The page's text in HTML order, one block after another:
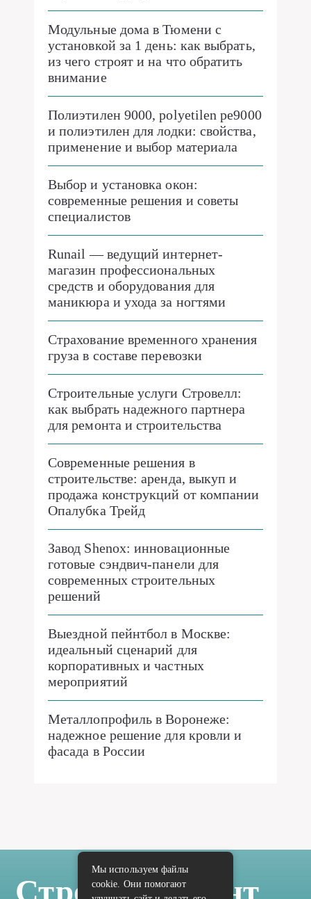
Модульные дома в Тюмени с
установкой за 1 день: как выбрать,
из чего строят и на что обратить
внимание
Полиэтилен 9000, polyetilen pe9000
и полиэтилен для лодки: свойства,
применение и выбор материала
Выбор и установка окон:
современные решения и советы
специалистов
Runail — ведущий интернет-
магазин профессиональных
средств и оборудования для
маникюра и ухода за ногтями
Страхование временного хранения
груза в составе перевозки
Строительные услуги Стровелл:
как выбрать надежного партнера
для ремонта и строительства
Современные решения в
строительстве: аренда, выкуп и
продажа конструкций от компании
Опалубка Трейд
Завод Shenox: инновационные
готовые сэндвич-панели для
современных строительных
решений
Выездной пейнтбол в Москве:
идеальный сценарий для
корпоративных и частных
мероприятий
Металлопрофиль в Воронеже:
надежное решение для кровли и
фасада в России
Стройка Ремонт
Мы используем файлы
cookie. Они помогают